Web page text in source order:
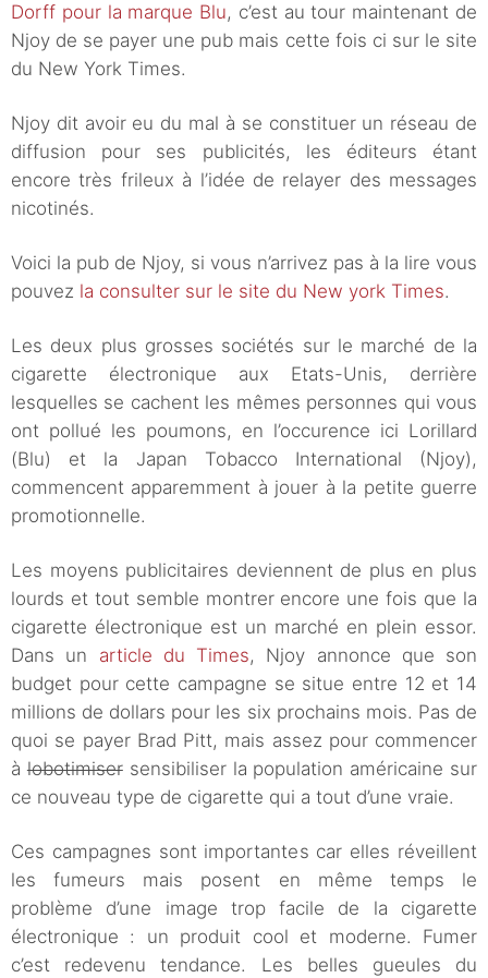
Dorff pour la marque Blu, c’est au tour maintenant de
Njoy de se payer une pub mais cette fois ci sur le site
du New York Times.
Njoy dit avoir eu du mal à se constituer un réseau de
diffusion pour ses publicités, les éditeurs étant
encore très frileux à l’idée de relayer des messages
nicotinés.
Voici la pub de Njoy, si vous n’arrivez pas à la lire vous
pouvez la consulter sur le site du New york Times.
Les deux plus grosses sociétés sur le marché de la
cigarette électronique aux Etats-Unis, derrière
lesquelles se cachent les mêmes personnes qui vous
ont pollué les poumons, en l’occurence ici Lorillard
(Blu) et la Japan Tobacco International (Njoy),
commencent apparemment à jouer à la petite guerre
promotionnelle.
Les moyens publicitaires deviennent de plus en plus
lourds et tout semble montrer encore une fois que la
cigarette électronique est un marché en plein essor.
Dans un article du Times, Njoy annonce que son
budget pour cette campagne se situe entre 12 et 14
millions de dollars pour les six prochains mois. Pas de
quoi se payer Brad Pitt, mais assez pour commencer
àlobotimisersensibiliser la population américaine sur
ce nouveau type de cigarette qui a tout d’une vraie.
Ces campagnes sont importantes car elles réveillent
les fumeurs mais posent en même temps le
problème d’une image trop facile de la cigarette
électronique : un produit cool et moderne. Fumer
c’est redevenu tendance. Les belles gueules du